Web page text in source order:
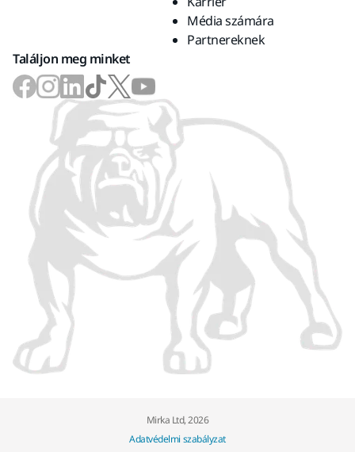
Média számára
Partnereknek
Találjon meg minket
Mirka Ltd, 2026
Adatvédelmi szabályzat